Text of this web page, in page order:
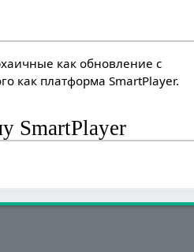
как обновление с
как платформа SmartPlayer.
SmartPlayer